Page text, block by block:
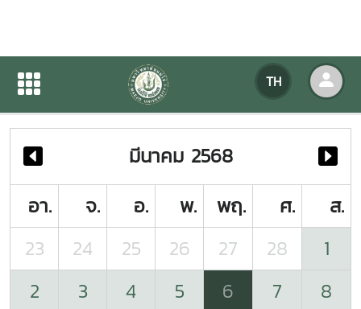
TH
ปฏิทินกิจกรรมของหน่วยงาน
ปฏิทินกิจกรรมของหน่วยงาน
มีนาคม 2568
อา.
จ. อ. พ. พฤ. ศ.
ส.
23
24 25 26 27 28
1
2
3 4 5 6 7
8